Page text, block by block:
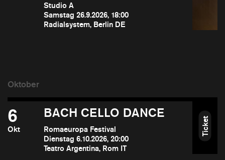
Studio A
Samstag 26.9.2026, 18:00
Radialsystem, Berlin DE
6
Okt
BACH CELLO DANCE
Romaeuropa Festival
Dienstag 6.10.2026, 20:00
Teatro Argentina, Rom IT
Ticket